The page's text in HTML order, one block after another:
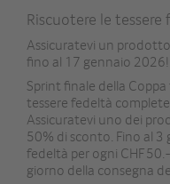
Riscuotere le
Assicuratevi un
fino al 17 gennaio 2026!
Sprint finale della
tessere fedeltà
Assicuratevi uno dei
50% di sconto. Fino al
fedeltà per ogni CHF
giorno della consegna